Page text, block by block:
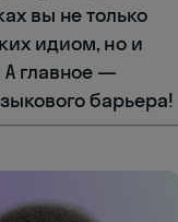
вы не только
идиом, но и
главное —
барьера!